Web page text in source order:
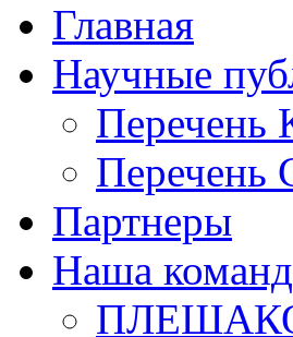
Главная
Научные
Партнеры
Наша